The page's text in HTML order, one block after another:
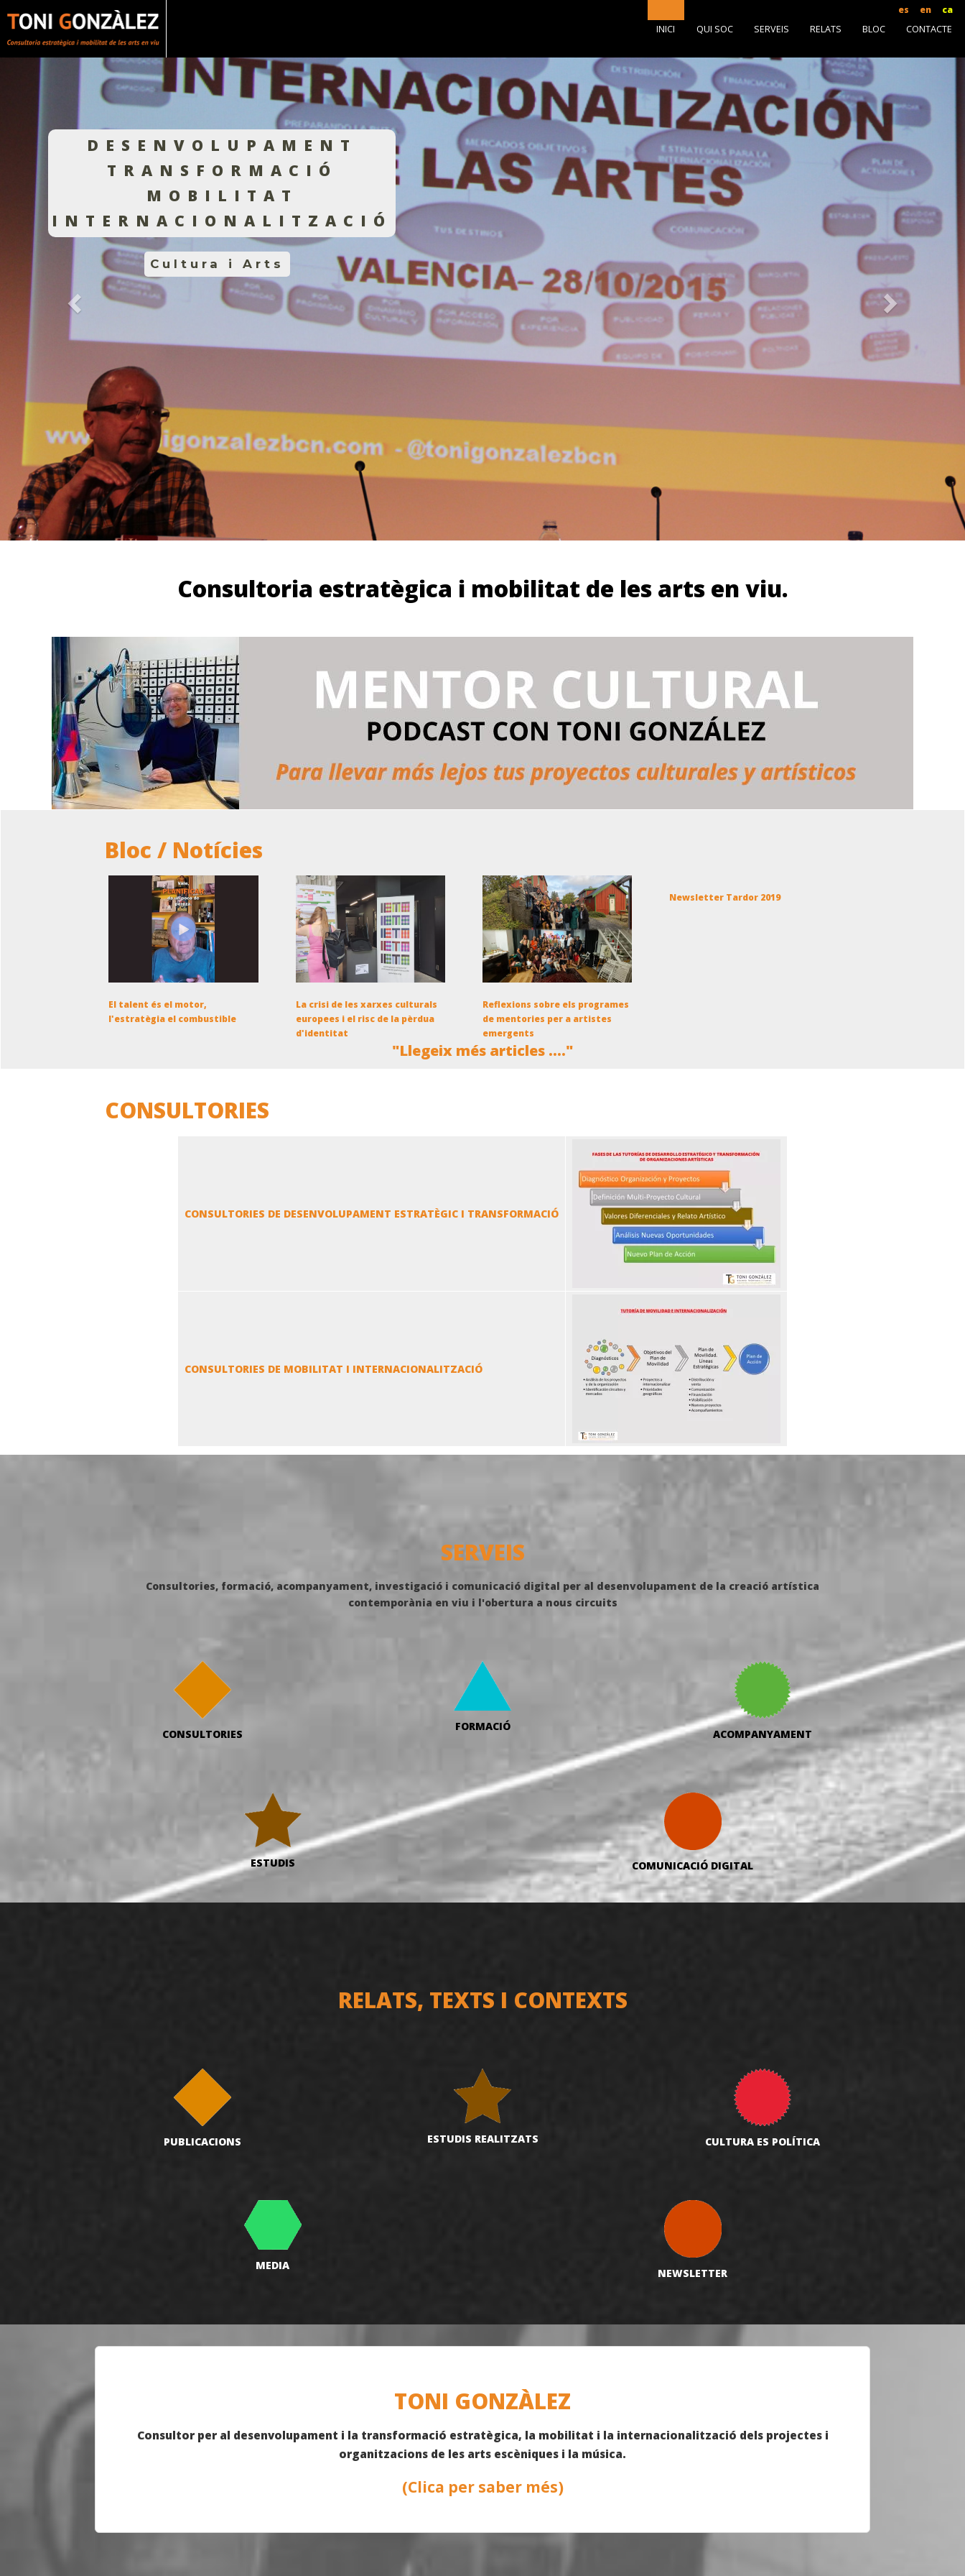
contingut
DESENVOLUPAMENT
TRANSFORMACIÓ
MOBILITAT
INTERNACIONALITZACIÓ
Cultura i Arts
INICI QUI SOC SERVEIS RELATS BLOC CONTACTE
Consultoria estratègica i mobilitat de les arts en viu.
es en ca
Bloc / Notícies
El talent és el motor,
l'estratègia el combustible
La crisi de les xarxes culturals
europees i el risc de la pèrdua
d'identitat
Reflexions sobre els programes
de mentories per a artistes
emergents
Newsletter Tardor 2019
"Llegeix més articles ...."
CONSULTORIES
CONSULTORIES DE DESENVOLUPAMENT ESTRATÈGIC I TRANSFORMACIÓ
CONSULTORIES DE MOBILITAT I INTERNACIONALITZACIÓ
SERVEIS
Consultories, formació, acompanyament, investigació i comunicació digital per al desenvolupament de la creació artística
contemporània en viu i l'obertura a nous circuits
CONSULTORIES
FORMACIÓ
ACOMPANYAMENT
ESTUDIS COMUNICACIÓ DIGITAL
RELATS, TEXTS I CONTEXTS
PUBLICACIONS ESTUDIS REALITZATS CULTURA ES POLÍTICA
MEDIA
NEWSLETTER
TONI GONZÀLEZ
Consultor per al desenvolupament i la transformació estratègica, la mobilitat i la internacionalització dels projectes i
organitzacions de les arts escèniques i la música.
(Clica per saber més)